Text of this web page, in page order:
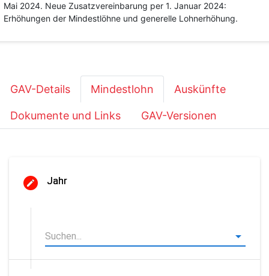
Mai 2024. Neue Zusatzvereinbarung per 1. Januar 2024:
Erhöhungen der Mindestlöhne und generelle Lohnerhöhung.
GAV-Details Mindestlohn Auskünfte
Dokumente und Links GAV-Versionen
Jahr